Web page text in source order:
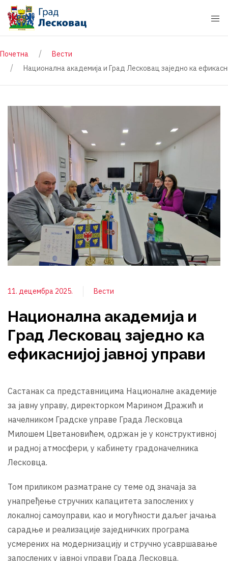
Почетна
Вести
Национална академија и Град Лесковац заједно ка
11. децембра 2025. Вести
Национална академија и
Град Лесковац заједно ка
ефикаснијој јавној управи
Састанак са представницима Националне академије
за јавну управу, директорком Марином Дражић и
начелником Градске управе Града Лесковца
Милошем Цветановићем, одржан је у конструктивној
и радној атмосфери, у кабинету градоначелника
Лесковца.
Том приликом разматране су теме од значаја за
унапређење стручних капацитета запослених у
локалној самоуправи, као и могућности даљег јачања
сарадње и реализације заједничких програма
усмерених на модернизацију и стручно усавршавање
запослених у јавној управи Града Лесковца.